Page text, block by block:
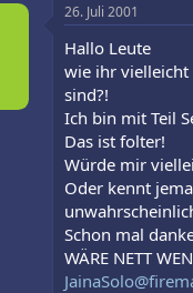
26. Juli 2001
Hallo Leute
wie ihr vielleicht
sind?!
Ich bin mit Teil
Das ist folter!
Würde mir
Oder kennt
Schon mal
WÄRE NETT